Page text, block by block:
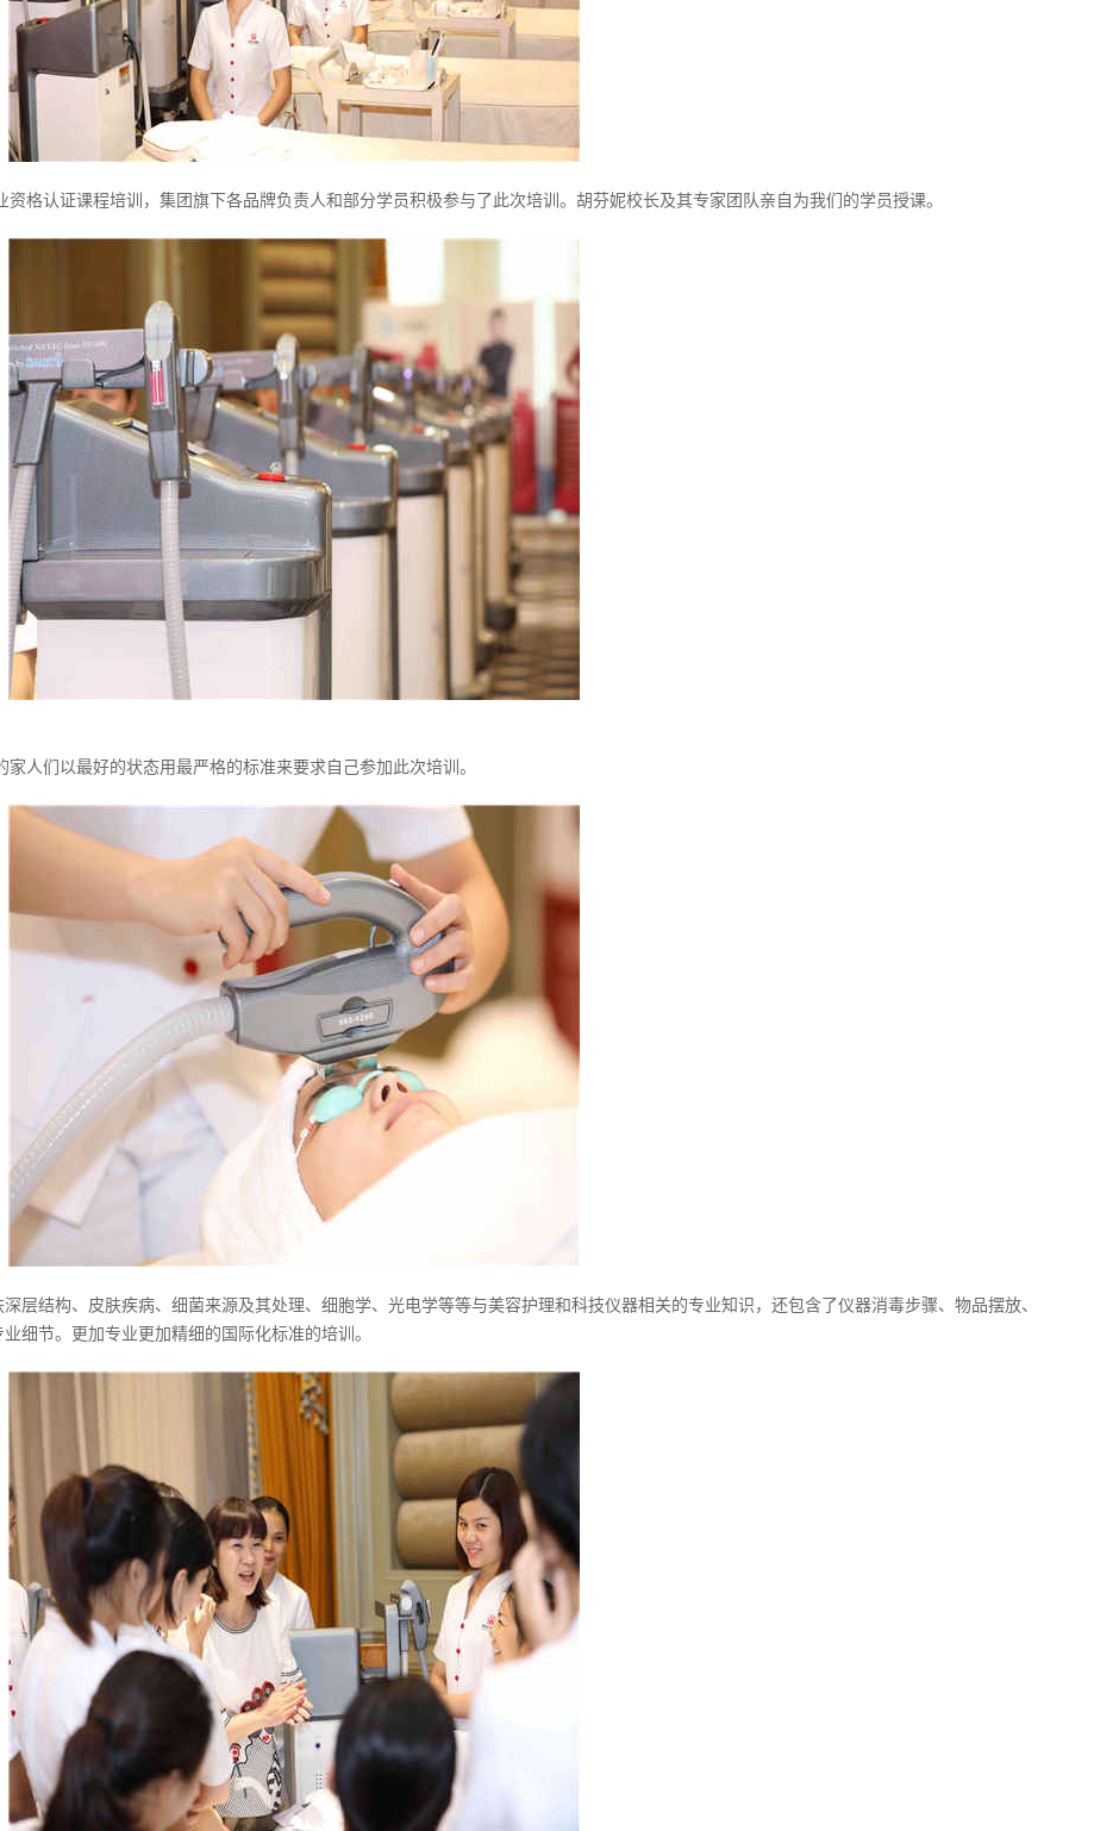
格认证课程培训，集团旗下各品牌负责人和部分学员积极参与了此次培训。胡芬妮校长及其专家团队亲自为我们的学员授课。
人们以最好的状态用最严格的标准来要求自己参加此次培训。
层结构、皮肤疾病、细菌来源及其处理、细胞学、光电学等等与美容护理和科技仪器相关的专业知识，还包含了仪器消毒步骤、物品摆放、
细节。更加专业更加精细的国际化标准的培训。